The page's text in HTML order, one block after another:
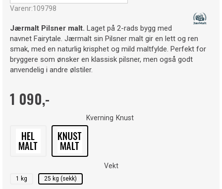
Varenr:109798
Jærmalt Pilsner malt. Laget på 2-rads bygg med
navnet Fairytale. Jærmalt sin Pilsner malt gir en lett og ren
smak, med en naturlig krisphet og mild maltfylde. Perfekt for
bryggere som ønsker en klassisk pilsner, men også godt
anvendelig i andre ølstiler.
1 090,-
Kverning Knust
Vekt
1 kg 25 kg (sekk)